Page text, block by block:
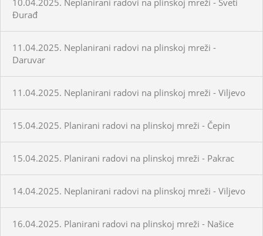
Đurađ
11.04.2025. Neplanirani radovi na plinskoj mreži -
Daruvar
11.04.2025. Neplanirani radovi na plinskoj mreži - Viljevo
15.04.2025. Planirani radovi na plinskoj mreži - Čepin
15.04.2025. Planirani radovi na plinskoj mreži - Pakrac
14.04.2025. Neplanirani radovi na plinskoj mreži - Viljevo
16.04.2025. Planirani radovi na plinskoj mreži - Našice